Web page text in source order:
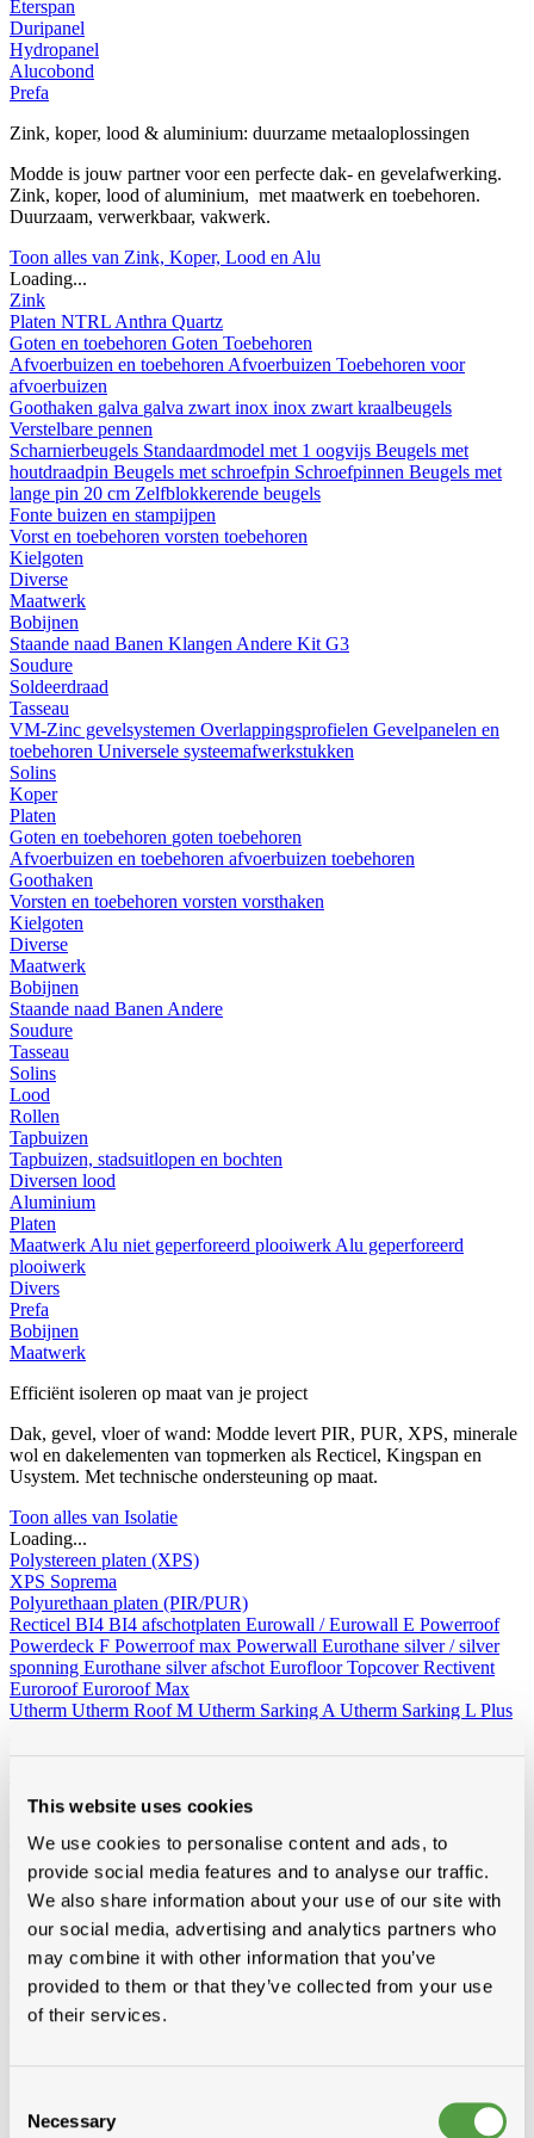
This website uses cookies
We use cookies to personalise content and ads, to
provide social media features and to analyse our traffic.
We also share information about your use of our site with
our social media, advertising and analytics partners who
may combine it with other information that you’ve
provided to them or that they’ve collected from your use
of their services.
Selection
Necessary
Eterspan
Duripanel
Hydropanel
Alucobond
Prefa
Zink, koper, lood & aluminium: duurzame metaaloplossingen
Modde is jouw partner voor een perfecte dak- en gevelafwerking.
Zink, koper, lood of aluminium, met maatwerk en toebehoren.
Duurzaam, verwerkbaar, vakwerk.
Toon alles van Zink, Koper, Lood en Alu
Loading...
Zink
Platen NTRL Anthra Quartz
Goten en toebehoren Goten Toebehoren
Afvoerbuizen en toebehoren Afvoerbuizen Toebehoren voor
afvoerbuizen
Goothaken galva galva zwart inox inox zwart kraalbeugels
Verstelbare pennen
Scharnierbeugels Standaardmodel met 1 oogvijs Beugels met
houtdraadpin Beugels met schroefpin Schroefpinnen Beugels met
lange pin 20 cm Zelfblokkerende beugels
Fonte buizen en stampijpen
Vorst en toebehoren vorsten toebehoren
Kielgoten
Diverse
Maatwerk
Bobijnen
Staande naad Banen Klangen Andere Kit G3
Soudure
Soldeerdraad
Tasseau
VM-Zinc gevelsystemen Overlappingsprofielen Gevelpanelen en
toebehoren Universele systeemafwerkstukken
Solins
Koper
Platen
Goten en toebehoren goten toebehoren
Afvoerbuizen en toebehoren afvoerbuizen toebehoren
Goothaken
Vorsten en toebehoren vorsten vorsthaken
Kielgoten
Diverse
Maatwerk
Bobijnen
Staande naad Banen Andere
Soudure
Tasseau
Solins
Lood
Rollen
Tapbuizen
Tapbuizen, stadsuitlopen en bochten
Diversen lood
Aluminium
Platen
Maatwerk Alu niet geperforeerd plooiwerk Alu geperforeerd
plooiwerk
Divers
Prefa
Bobijnen
Maatwerk
Efficiënt isoleren op maat van je project
Dak, gevel, vloer of wand: Modde levert PIR, PUR, XPS, minerale
wol en dakelementen van topmerken als Recticel, Kingspan en
Usystem. Met technische ondersteuning op maat.
Toon alles van Isolatie
Loading...
Polystereen platen (XPS)
XPS Soprema
Polyurethaan platen (PIR/PUR)
Recticel BI4 BI4 afschotplaten Eurowall / Eurowall E Powerroof
Powerdeck F Powerroof max Powerwall Eurothane silver / silver
sponning Eurothane silver afschot EurofloorTopcoverRectivent
EuroroofEuroroof Max
Utherm Utherm Roof M Utherm Sarking A Utherm Sarking L Plus
Elev isogard AK/AF RF-S30mm40mm50mm60mm70mm
160mm
Idelco
Minerale wol (platen en rollen)
Hellend dak
Ursa Knauf Rockwool
Isover
Plat dakRockwool
Wand - Zoldervloer - spouwUrsaIsoverRockwool
Houtvezelisolatie
Vacuumisolatie
Recticel
Kingspan
gereedschap, bij Modde vind je alle toebehoren voor een vlotte,